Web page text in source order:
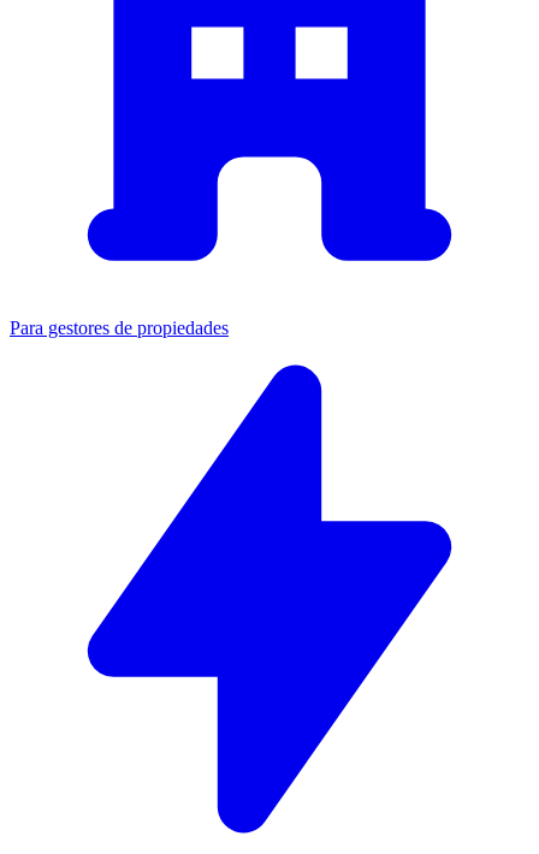
Para gestores de propiedades